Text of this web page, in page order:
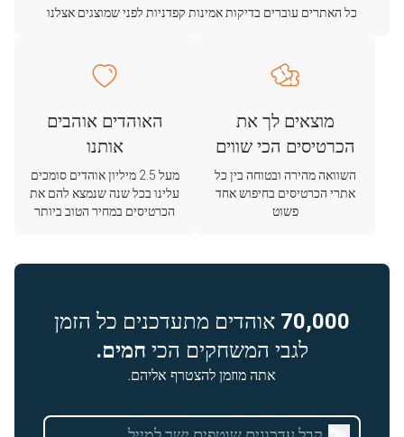
כל האתרים עוברים בדיקות אמינות קפדניות לפני שמוצגים אצלנו
מוצאים לך את
הכרטיסים הכי שווים
השוואה מהירה ובטוחה בין כל
אתרי הכרטיסים בחיפוש אחד
פשוט
האוהדים אוהבים
אותנו
מעל 2.5 מיליון אוהדים סומכים
עלינו בכל שנה שנמצא להם את
הכרטיסים במחיר הטוב ביותר
70,000 אוהדים מתעדכנים כל הזמן
לגבי המשחקים הכי חמים.
אתה מוזמן להצטרף אליהם.